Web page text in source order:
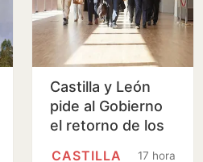
Castilla y León
pide al Gobierno
el retorno de los
17 horas
CASTILLA